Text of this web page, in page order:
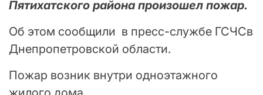
Пятихатского района произошел пожар.
Об этом сообщили в пресс-службе ГСЧСв
Днепропетровской области.
Пожар возник внутри одноэтажного